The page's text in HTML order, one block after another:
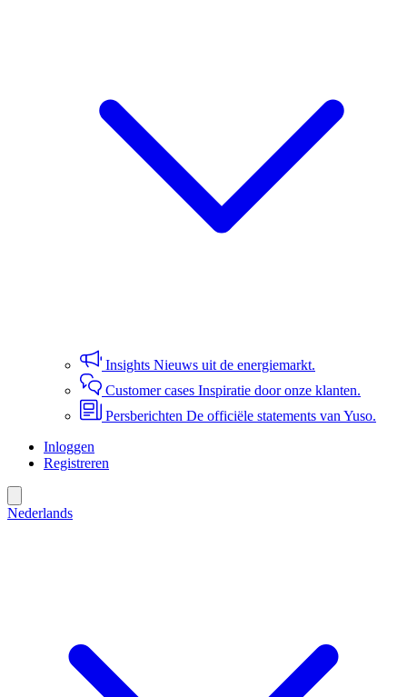
Insights Nieuws uit de energiemarkt.
Customer cases Inspiratie door onze klanten.
Persberichten De officiële statements van Yuso.
Inloggen
Registreren
Nederlands